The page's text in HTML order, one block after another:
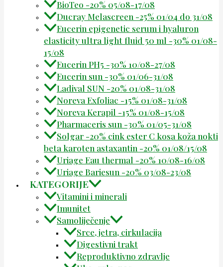
BioTeo -20% 05/08-17/08
Ducray Melascreen -25% 01/04 do 31/08
Eucerin epigenetic serum i hyaluron
elasticity ultra light fluid 50 ml -30% 01/08-
15/08
Eucerin PH5 -30% 10/08-27/08
Eucerin sun -30% 01/06-31/08
Ladival SUN -20% 01/08-31/08
Noreva Exfoliac -15% 01/08-31/08
Noreva Kerapil -15% 01/08-15/08
Pharmaceris sun -30% 01/05-31/08
Solgar -20% cink ester C kosa koža nokti
beta karoten astaxantin -20% 01/08/15/08
Uriage Eau thermal -20% 10/08-16/08
Uriage Bariesun -20% 03/08-23/08
KATEGORIJE
Vitamini i minerali
Imunitet
Samoliječenje
Srce, jetra, cirkulacija
Digestivni trakt
Reproduktivno zdravlje